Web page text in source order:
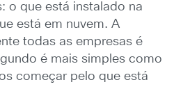
o que está instalado na
está em nuvem. A
todas as empresas é
é mais simples como
começar pelo que está